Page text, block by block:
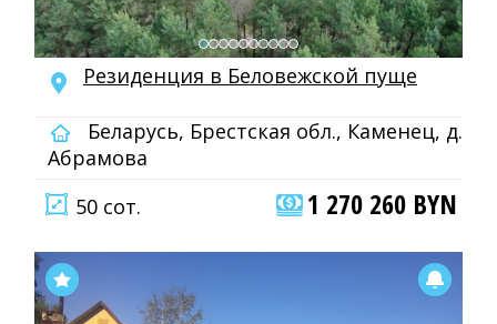
Резиденция в Беловежской пуще
Беларусь, Брестская обл., Каменец, д.
Абрамова
50 сот.
1 270 260 BYN